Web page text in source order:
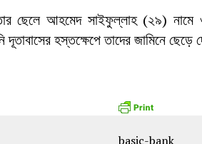
ছেলে আহমেদ সাইফুল্লাহ (২৯) নামে
হস্তক্ষেপে তাদের জামিনে ছেড়ে